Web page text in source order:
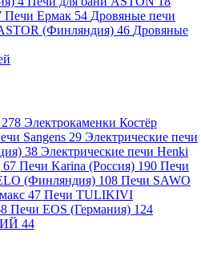
Печи Ермак 54 Дровяные печи
(Финляндия) 46 Дровяные
278 Электрокаменки Костёр
Sangens 29 Электрические печи
38 Электрические печи Henki
67 Печи Karina (Россия) 190 Печи
(Финляндия) 108 Печи SAWO
47 Печи TULIKIVI
Печи EOS (Германия) 124
44